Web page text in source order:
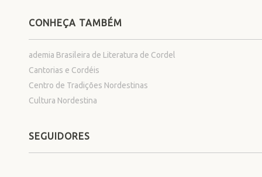
CONHEÇA TAMBÉM
ademia Brasileira de Literatura de Cordel
Cantorias e Cordéis
Centro de Tradições Nordestinas
Cultura Nordestina
SEGUIDORES